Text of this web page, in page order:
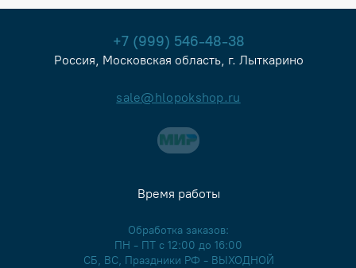
+7 (999) 546-48-38
Россия, Московская область, г. Лыткарино
sale@hlopokshop.ru
Время работы
Обработка заказов:
ПН - ПТ с 12:00 до 16:00
СБ, ВС, Праздники РФ - ВЫХОДНОЙ